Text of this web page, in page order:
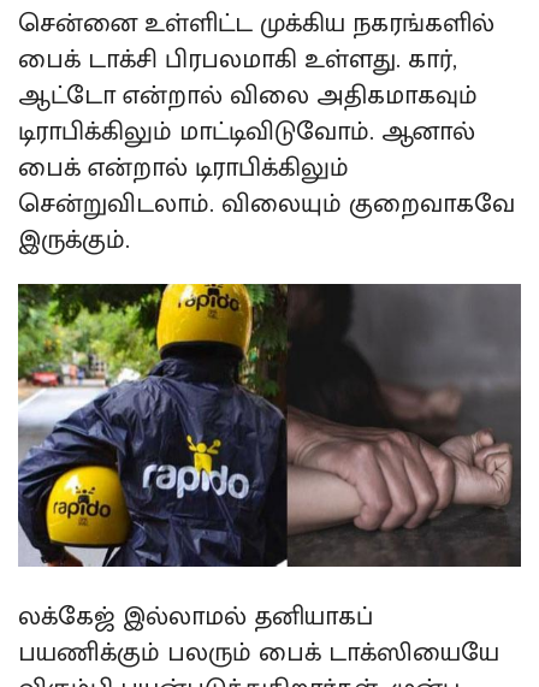
சென்னை உள்ளிட்ட முக்கிய நகரங்களில்
பைக் டாக்சி பிரபலமாகி உள்ளது. கார்,
ஆட்டோ என்றால் விலை அதிகமாகவும்
டிராபிக்கிலும் மாட்டிவிடுவோம். ஆனால்
பைக் என்றால் டிராபிக்கிலும்
சென்றுவிடலாம். விலையும் குறைவாகவே
இருக்கும்.
லக்கேஜ் இல்லாமல் தனியாகப்
பயணிக்கும் பலரும் பைக் டாக்ஸியையே